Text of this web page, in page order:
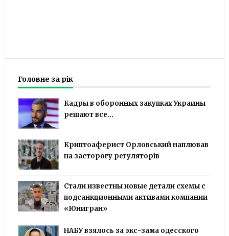
Головне за рік
Кадры в оборонных закупках Украины
решают все...
Криптоаферист Орловський наплював
на засторогу регуляторів
Стали известны новые детали схемы с
подсанкционными активами компании
«Юнигран»
НАБУ взялось за экс-зама одесского